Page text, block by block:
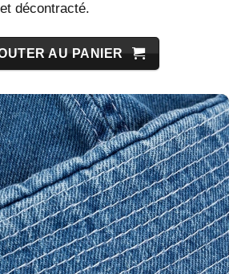
décontracté.
AU PANIER